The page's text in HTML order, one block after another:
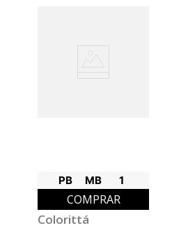
PB MB 1
COMPRAR
Colorittá